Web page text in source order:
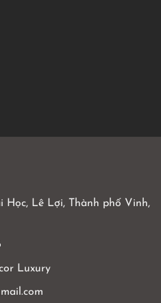
Học, Lê Lợi, Thành phố Vinh,
Luxury